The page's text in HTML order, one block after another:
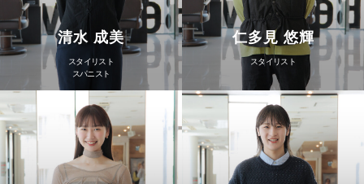
清水 成美
スタイリスト
スパニスト
仁多見 悠輝
スタイリスト